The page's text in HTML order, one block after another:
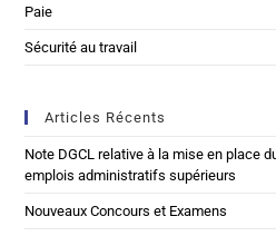
Paie
Sécurité au travail
Articles Récents
Note DGCL relative à la mise en place
emplois administratifs supérieurs
Nouveaux Concours et Examens